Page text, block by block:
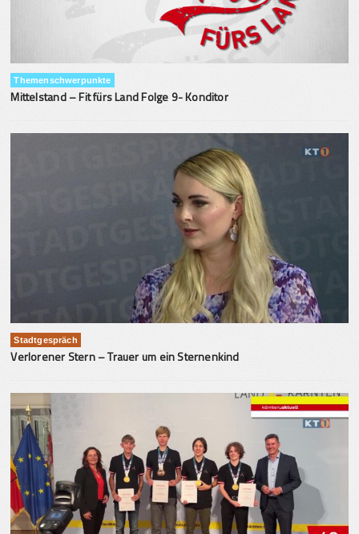
Themenschwerpunkte
Mittelstand – Fit fürs Land Folge 9- Konditor
Stadtgespräch
Verlorener Stern – Trauer um ein Sternenkind